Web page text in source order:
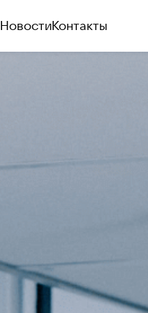
НовостиКонтакты